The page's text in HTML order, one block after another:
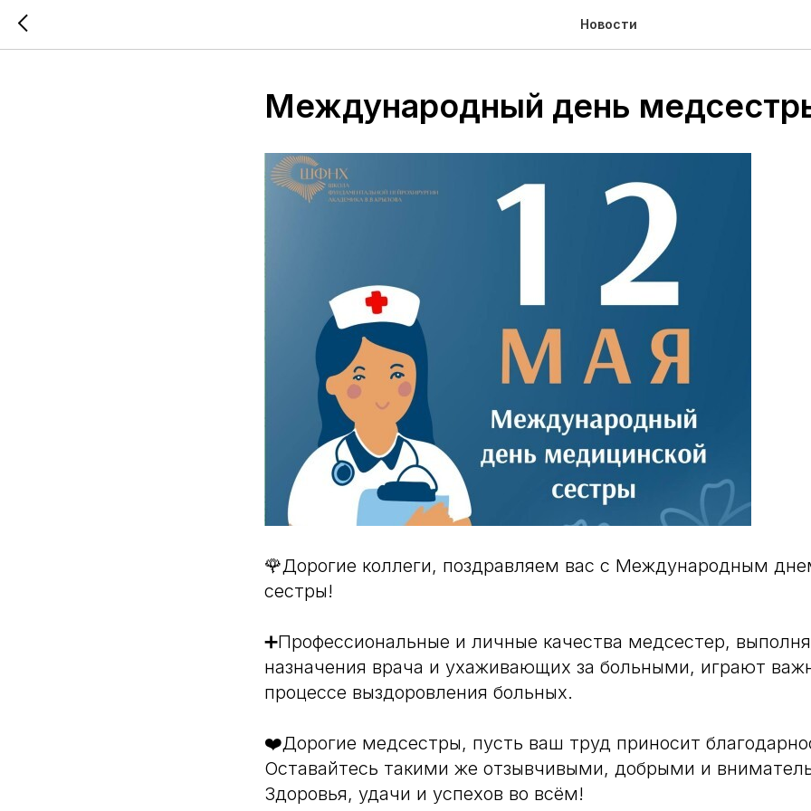
Новости
Международный день
🌹Дорогие коллеги, поздравляем вас с Международным
сестры!
➕Профессиональные и личные качества медсестер,
назначения врача и ухаживающих за больными, играют
процессе выздоровления больных.
❤️Дорогие медсестры, пусть ваш труд приносит
Оставайтесь такими же отзывчивыми, добрыми и
Здоровья, удачи и успехов во всём!